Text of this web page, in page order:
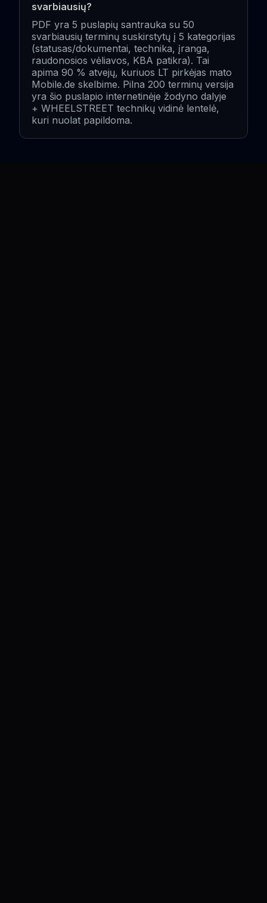
svarbiausių?
PDF yra 5 puslapių santrauka su 50
svarbiausių terminų suskirstytų į 5 kategorijas
(statusas/dokumentai, technika, įranga,
raudonosios vėliavos, KBA patikra). Tai
apima 90 % atvejų, kuriuos LT pirkėjas mato
Mobile.de skelbime. Pilna 200 terminų versija
yra šio puslapio internetinėje žodyno dalyje
+ WHEELSTREET technikų vidinė lentelė,
kuri nuolat papildoma.